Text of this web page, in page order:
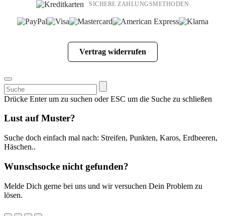
SICHERE ZAHLUNGSMETHODEN
Vertrag widerrufen
Suchen
nach:
Drücke Enter um zu suchen oder ESC um die Suche zu schließen
Lust auf Muster?
Suche doch einfach mal nach: Streifen, Punkten, Karos, Erdbeeren,
Häschen..
Wunschsocke nicht gefunden?
Melde Dich gerne bei uns und wir versuchen Dein Problem zu
lösen.